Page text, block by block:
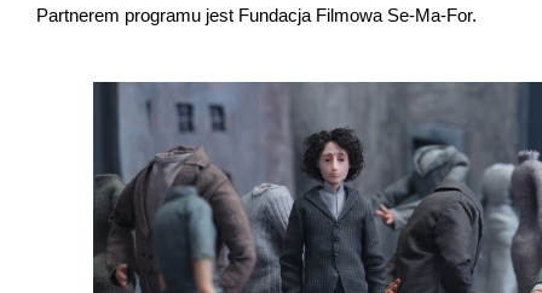
Partnerem programu jest Fundacja Filmowa Se-Ma-For.